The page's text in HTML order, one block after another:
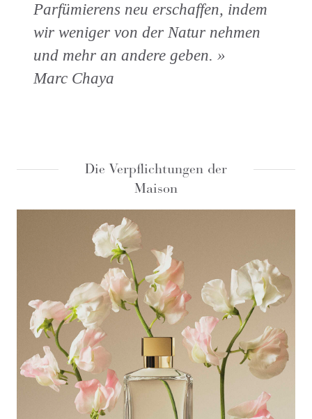
Parfümierens neu erschaffen, indem
wir weniger von der Natur nehmen
und mehr an andere geben. »
Marc Chaya
Die Verpflichtungen der
Maison